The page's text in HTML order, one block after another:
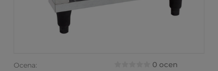
Ocena: 0 ocen